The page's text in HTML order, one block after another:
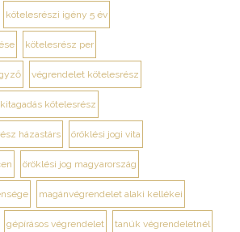
kötelesrészi igény 5 év
kötelesrész per
végrendelet kötelesrész
kitagadás kötelesrész
házastárs öröklési jogi vita
öröklési jog magyarország
magánvégrendelet alaki kellékei
gépírásos végrendelet tanúk végrendeletnél